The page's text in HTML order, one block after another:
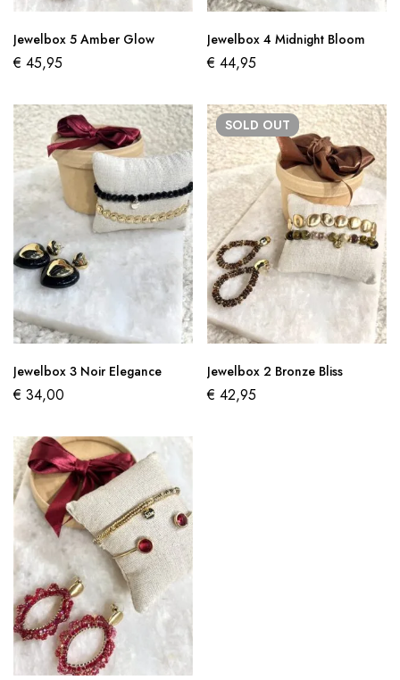
Jewelbox 5 Amber Glow
€ 45,95
Jewelbox 4 Midnight Bloom
€ 44,95
Jewelbox 3 Noir Elegance
€ 34,00
SOLD OUT
Jewelbox 2 Bronze Bliss
€ 42,95